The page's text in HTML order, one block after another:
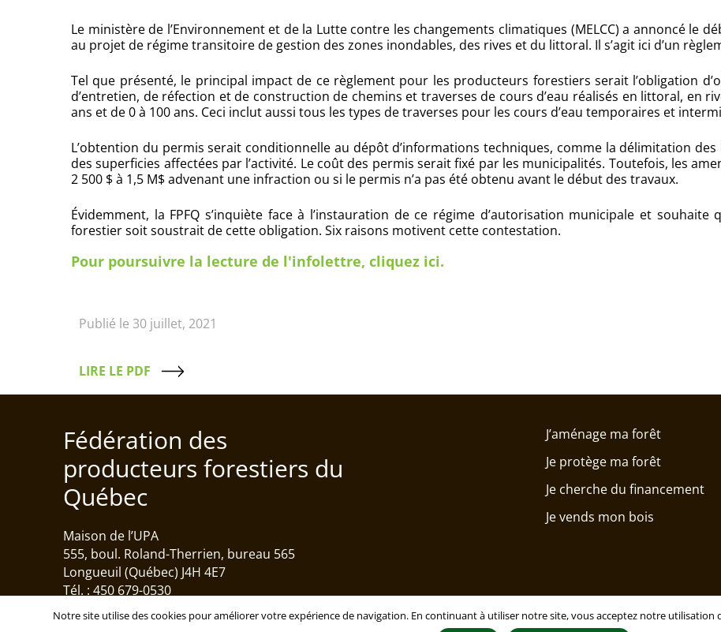
Le ministère de l’Environnement et de la Lutte contre les changements climatiques (MELCC) a annoncé le
au projet de régime transitoire de gestion des zones inondables, des rives et du littoral. Il s’agit ici d’un
Tel que présenté, le principal impact de ce règlement pour les producteurs forestiers serait l’obligation
d’entretien, de réfection et de construction de chemins et traverses de cours d’eau réalisés en littoral, en
ans et de 0 à 100 ans. Ceci inclut aussi tous les types de traverses pour les cours d’eau temporaires et
L’obtention du permis serait conditionnelle au dépôt d’informations techniques, comme la délimitation
des superficies affectées par l’activité. Le coût des permis serait fixé par les municipalités. Toutefois, les
2 500 $ à 1,5 M$ advenant une infraction ou si le permis n’a pas été obtenu avant le début des travaux.
Évidemment, la FPFQ s’inquiète face à l’instauration de ce régime d’autorisation municipale et souhaite
forestier soit soustrait de cette obligation. Six raisons motivent cette contestation.
Pour poursuivre la lecture de l'infolettre, cliquez ici.
Publié le 30 juillet, 2021
LIRE LE PDF
Fédération des
producteurs forestiers du
Québec
Maison de l’UPA
555, boul. Roland-Therrien, bureau 565
Longueuil (Québec) J4H 4E7
Tél. : 450 679-0530
J’aménage ma forêt
Je protège ma forêt
Je cherche du financement
Je vends mon bois
Notre site utilise des cookies pour améliorer votre expérience de navigation. En continuant à utiliser notre site, vous acceptez notre